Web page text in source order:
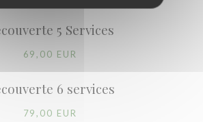
5 Services
69,00 EUR
6 services
79,00 EUR